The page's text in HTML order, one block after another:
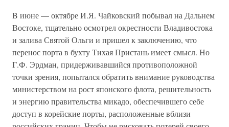
B июне — октябре И.Я. Чайковский побывал на Дальнем
Востоке, тщательно осмотрел окрестности Владивостока
и залива Святой Ольги и пришел к заключению, что
перенос порта в бухту Тихая Пристань имеет смысл. Но
Г.Ф. Эрдман, придерживавшийся противоположной
точки зрения, попытался обратить внимание руководства
министерством на рост японского флота, решительность
и энергию правительства микадо, обеспечившего себе
доступ в корейские порты, расположенные вблизи